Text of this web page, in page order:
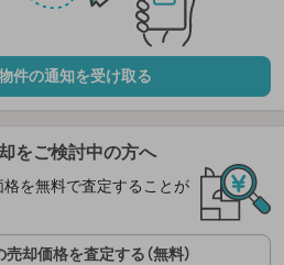
件の通知を受け取る
をご検討中の方へ
を無料で査定することが
却価格を査定する（無料）